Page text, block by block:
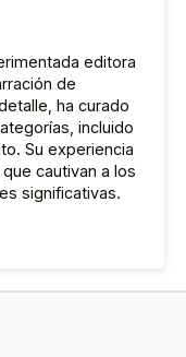
editora
de
ha curado
incluido
Su experiencia
cautivan a los
significativas.